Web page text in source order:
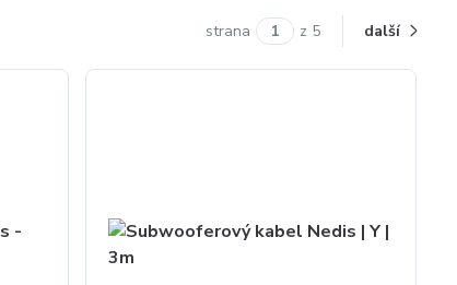
strana z 5 další